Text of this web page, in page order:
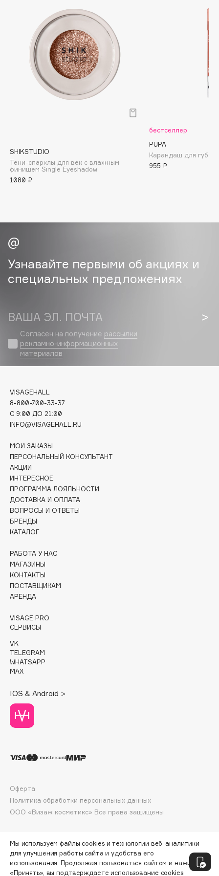
Blistex
Boadicea The Victorious
Bobbi Brown
by TERRY
BY WISHTREND
Byredo
Cadence
Capelli Dorati
Carbon Theory
Carmex
Celimax
Cettua
Chupa Chups
Clarette
Clinique
Clive Christian
Club De Nuit
Collagenina
Consly
Corimo
CosRX
Cottolina
Crescina
Cunzite
D
d'Alba
DARLING*
Davines
Deonica
Dior
Divage
Dolce & Gabbana
DP Daily Perfection
Dr.Althea
Dr.Ceuracle
Dr.Jart+
Dyson
SHIKSTUDIO
Тени-спарклы для век с влажным
финишем Single Eyeshadow
1080 ₽
бестселлер
PUPA
Карандаш для губ
955 ₽
Узнавайте первыми об акциях и
специальных предложениях
ВАША ЭЛ. ПОЧТА
Согласен на получение рассылки
рекламно-информационных
материалов
VISAGEHALL
8-800-700-33-37
C 9:00 ДО 21:00
INFO@VISAGEHALL.RU
МОИ ЗАКАЗЫ
ПЕРСОНАЛЬНЫЙ КОНСУЛЬТАНТ
АКЦИИ
ИНТЕРЕСНОЕ
ПРОГРАММА ЛОЯЛЬНОСТИ
ДОСТАВКА И ОПЛАТА
ВОПРОСЫ И ОТВЕТЫ
БРЕНДЫ
КАТАЛОГ
РАБОТА У НАС
МАГАЗИНЫ
КОНТАКТЫ
ПОСТАВЩИКАМ
АРЕНДА
VISAGE PRO
СЕРВИСЫ
VK
TELEGRAM
WHATSAPP
MAX
IOS & Android >
ООО «Визаж косметикс» Все права защищены
Оферта
Политика обработки персональных данных
Мы используем файлы cookies и технологии веб-аналитики
для улучшения работы сайта и удобства его
использования. Продолжая пользоваться сайтом и нажимая
«Принять», вы подтверждаете использование cookies